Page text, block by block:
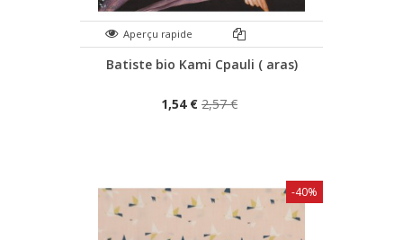
Aperçu rapide
Batiste bio Kami Cpauli ( aras)
1,54 € 2,57 €
-40%